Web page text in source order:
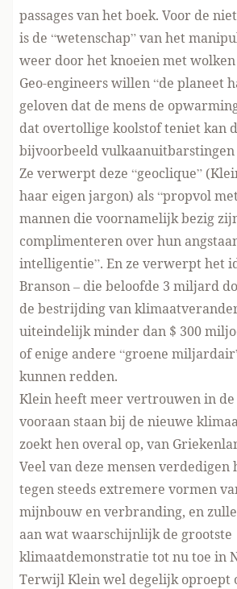
passages van het boek. Voor de
is de “wetenschap” van het
weer door het knoeien met wolken
Geo-engineers willen “de planeet
geloven dat de mens de
dat overtollige koolstof teniet kan
bijvoorbeeld vulkaanuitbarstingen
Ze verwerpt deze “geoclique”
haar eigen jargon) als “propvol
mannen die voornamelijk bezig
complimenteren over hun
intelligentie”. En ze verwerpt het
Branson– die beloofde 3 miljard
de bestrijding van
uiteindelijk minder dan $ 300
of enige andere “groene
kunnen redden.
Klein heeft meer vertrouwen in de
vooraan staan bij de nieuwe
zoekt hen overal op, van
Veel van deze mensen verdedigen
tegen steeds extremere vormen
mijnbouw en verbranding, en
aan wat waarschijnlijk de grootste
klimaatdemonstratie tot nu toe in
Terwijl Klein wel degelijk oproept